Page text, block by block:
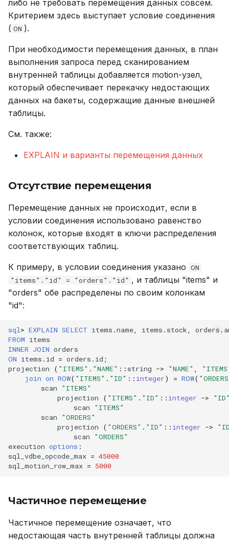
либо не требовать перемещения данных совсем.
Критерием здесь выступает условие соединения
( ON ).
При необходимости перемещения данных, в план
выполнения запроса перед сканированием
внутренней таблицы добавляется motion-узел,
который обеспечивает перекачку недостающих
данных на бакеты, содержащие данные внешней
таблицы.
См. также:
EXPLAIN и варианты перемещения данных
Отсутствие перемещения
Перемещение данных не происходит, если в
условии соединения использовано равенство
колонок, которые входят в ключи распределения
соответствующих таблиц.
К примеру, в условии соединения указано ON
"items"."id" = "orders"."id" , и таблицы "items" и
"orders" обе распределены по своим колонкам
"id":
sql> EXPLAIN SELECT items .name, items . stock, orders .
FROM items
INNER JOIN orders
ON items . id = orders . id ;
projection
( "ITEMS" . "NAME" :: string -> "NAME" ,
join on ROW( "ITEMS" . "ID" :: integer) = ROW(
scan
"ITEMS"
projection
( "ITEMS" . "ID" :: integer ->
scan
"ITEMS"
scan
"ORDERS"
projection
( "ORDERS" . "ID" :: integer ->
scan
"ORDERS"
execution options :
sql_vdbe_opcode_max = 45000
sql_motion_row_max = 5000
Частичное перемещение
Частичное перемещение означает, что
недостающая часть внутренней таблицы должна